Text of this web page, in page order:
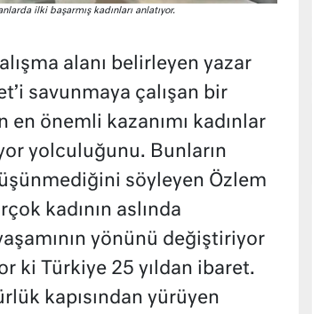
ilki başarmış kadınları anlatıyor.
alanı belirleyen yazar
savunmaya çalışan bir
önemli kazanımı kadınlar
yolculuğunu. Bunların
söyleyen Özlem
kadının aslında
yönünü değiştiriyor
ki Türkiye 25 yıldan ibaret.
kapısından yürüyen